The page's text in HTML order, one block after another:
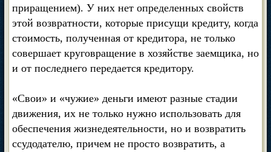
приращением). У них нет определенных свойств
этой возвратности, которые присущи кредиту, когда
стоимость, полученная от кредитора, не только
совершает круговращение в хозяйстве заемщика, но
и от последнего передается кредитору.
«Свои» и «чужие» деньги имеют разные стадии
движения, их не только нужно использовать для
обеспечения жизнедеятельности, но и возвратить
ссудодателю, причем не просто возвратить, а